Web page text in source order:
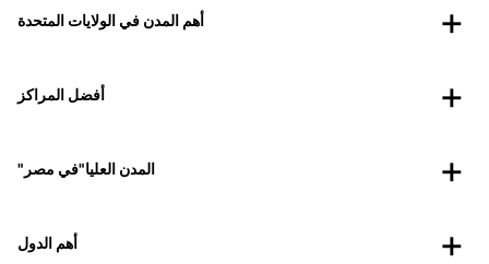
أهم المدن في الولايات المتحدة
أفضل المراكز
"المدن العليا"في مصر
أهم الدول